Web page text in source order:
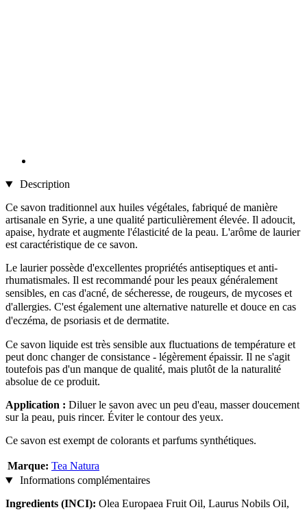
Description
Ce savon traditionnel aux huiles végétales, fabriqué de manière
artisanale en Syrie, a une qualité particulièrement élevée. Il adoucit,
apaise, hydrate et augmente l'élasticité de la peau. L'arôme de laurier
est caractéristique de ce savon.
Le laurier possède d'excellentes propriétés antiseptiques et anti-
rhumatismales. Il est recommandé pour les peaux généralement
sensibles, en cas d'acné, de sécheresse, de rougeurs, de mycoses et
d'allergies. C'est également une alternative naturelle et douce en cas
d'eczéma, de psoriasis et de dermatite.
Ce savon liquide est très sensible aux fluctuations de température et
peut donc changer de consistance - légèrement épaissir. Il ne s'agit
toutefois pas d'un manque de qualité, mais plutôt de la naturalité
absolue de ce produit.
Application : Diluer le savon avec un peu d'eau, masser doucement
sur la peau, puis rincer. Éviter le contour des yeux.
Ce savon est exempt de colorants et parfums synthétiques.
Marque: Tea Natura
Informations complémentaires
Ingredients (INCI): Olea Europaea Fruit Oil, Laurus Nobils Oil,